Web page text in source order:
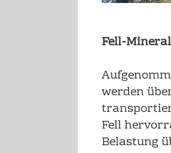
Fell-
werden
Fell
Belastung